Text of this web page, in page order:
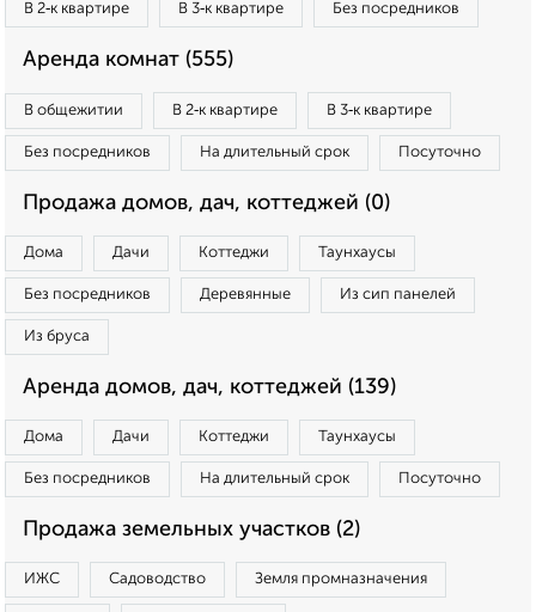
В 2‑к квартире В 3‑к квартире Без посредников
Аренда комнат (555)
В общежитии В 2‑к квартире В 3‑к квартире
Без посредников На длительный срок Посуточно
Продажа домов, дач, коттеджей (0)
Дома Дачи Коттеджи Таунхаусы
Без посредников Деревянные Из сип панелей
Из бруса
Аренда домов, дач, коттеджей (139)
Дома Дачи Коттеджи Таунхаусы
Без посредников На длительный срок Посуточно
Продажа земельных участков (2)
ИЖС Садоводство Земля промназначения